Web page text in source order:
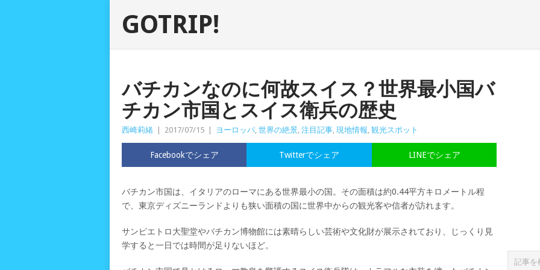
GOTRIP!
バチカンなのに何故スイス？世界最小国バ
チカン市国とスイス衛兵の歴史
西崎莉緒 2017/07/15 ヨーロッパ, 世界の絶景, 注目記事, 現地情報, 観光スポット
Facebookでシェア LINEでシェア
Twitterでシェア
バチカン市国は、イタリアのローマにある世界最小の国。その面積は約0.44平方キロメートル程
で、東京ディズニーランドよりも狭い面積の国に世界中からの観光客や信者が訪れます。
サンピエトロ大聖堂やバチカン博物館には素晴らしい芸術や文化財が展示されており、じっくり見
学すると一日では時間が足りないほど。